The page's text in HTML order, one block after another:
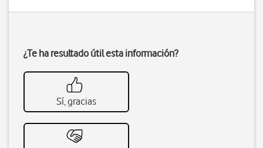
¿Te ha resultado útil esta información?
Sí, gracias